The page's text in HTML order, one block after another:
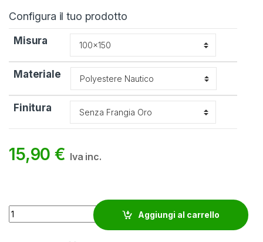
Configura il tuo prodotto
Misura
Materiale
Finitura
15,90€ Iva inc.
Bandiera Inghilterra quantity
Aggiungi al carrello